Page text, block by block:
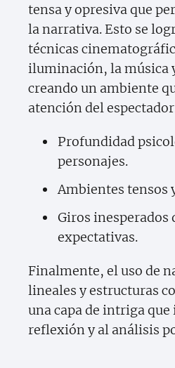
tensa y opresiva que
la narrativa. Esto se
técnicas
iluminación, la música
creando un ambiente
atención del
Profundidad
personajes.
Ambientes tensos
Giros inesperados
expectativas.
Finalmente, el uso de
lineales y estructuras
una capa de intriga
reflexión y al análisis